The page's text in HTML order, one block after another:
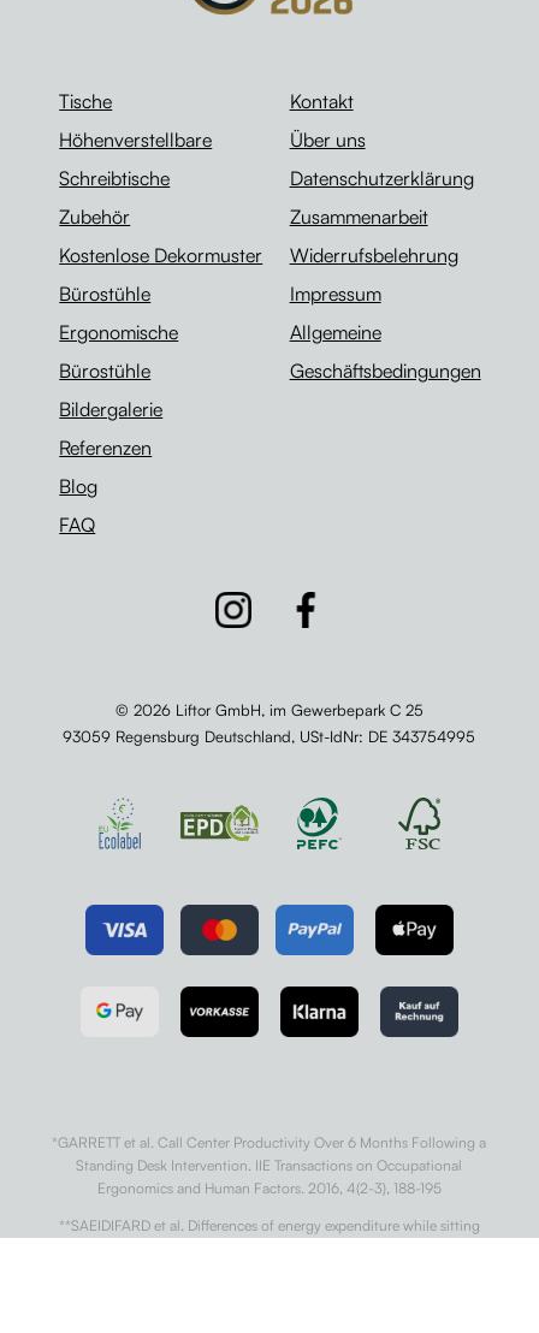
Tische
Höhenverstellbare
Schreibtische
Zubehör
Kostenlose Dekormuster
Bürostühle
Ergonomische
Bürostühle
Bildergalerie
Referenzen
Blog
FAQ
Kontakt
Über uns
Datenschutzerklärung
Zusammenarbeit
Widerrufsbelehrung
Impressum
Allgemeine
Geschäftsbedingungen
© 2026 Liftor GmbH, im Gewerbepark C 25
93059 Regensburg Deutschland, USt-IdNr: DE 343754995
*GARRETT et al. Call Center Productivity Over 6 Months Following a
Standing Desk Intervention. IIE Transactions on Occupational
Ergonomics and Human Factors. 2016, 4(2-3), 188-195
**SAEIDIFARD et al. Differences of energy expenditure while sitting